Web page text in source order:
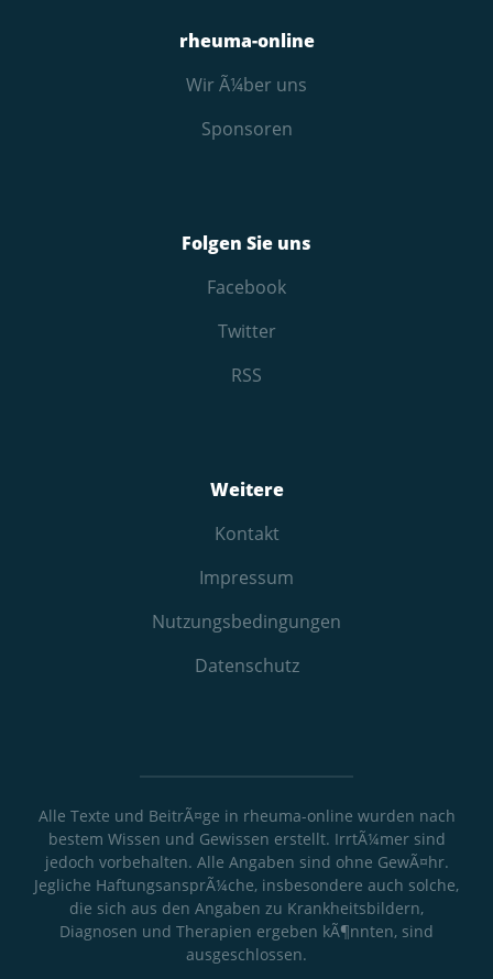
rheuma-online
Wir Ã¼ber uns
Sponsoren
Folgen Sie uns
Facebook
Twitter
RSS
Weitere
Kontakt
Impressum
Nutzungs­bedingungen
Datenschutz
Alle Texte und BeitrÃ¤ge in rheuma-online wurden nach
bestem Wissen und Gewissen erstellt. IrrtÃ¼mer sind
jedoch vorbehalten. Alle Angaben sind ohne GewÃ¤hr.
Jegliche HaftungsansprÃ¼che, insbesondere auch solche,
die sich aus den Angaben zu Krankheitsbildern,
Diagnosen und Therapien ergeben kÃ¶nnten, sind
ausgeschlossen.